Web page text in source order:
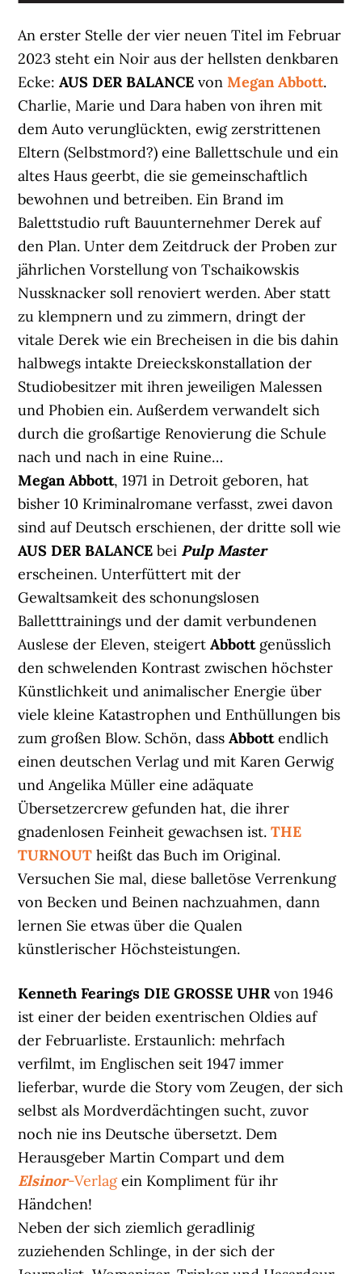
An erster Stelle der vier neuen Titel im Februar
2023 steht ein Noir aus der hellsten denkbaren
Ecke:AUS DER BALANCE vonMegan Abbott.
Charlie, Marie und Dara haben von ihren mit
dem Auto verunglückten, ewig zerstrittenen
Eltern (Selbstmord?) eine Ballettschule und ein
altes Haus geerbt, die sie gemeinschaftlich
bewohnen und betreiben. Ein Brand im
Balettstudio ruft Bauunternehmer Derek auf
den Plan. Unter dem Zeitdruck der Proben zur
jährlichen Vorstellung von Tschaikowskis
Nussknacker soll renoviert werden. Aber statt
zu klempnern und zu zimmern, dringt der
vitale Derek wie ein Brecheisen in die bis dahin
halbwegs intakte Dreieckskonstallation der
Studiobesitzer mit ihren jeweiligen Malessen
und Phobien ein. Außerdem verwandelt sich
durch die großartige Renovierung die Schule
nach und nach in eine Ruine…
Megan Abbott, 1971 in Detroit geboren, hat
bisher 10 Kriminalromane verfasst, zwei davon
sind auf Deutsch erschienen, der dritte soll wie
AUS DER BALANCE bei Pulp Master
erscheinen. Unterfüttert mit der
Gewaltsamkeit des schonungslosen
Balletttrainings und der damit verbundenen
Auslese der Eleven, steigertAbbottgenüsslich
den schwelenden Kontrast zwischen höchster
Künstlichkeit und animalischer Energie über
viele kleine Katastrophen und Enthüllungen bis
zum großen Blow. Schön, dassAbbottendlich
einen deutschen Verlag und mit Karen Gerwig
und Angelika Müller eine adäquate
Übersetzercrew gefunden hat, die ihrer
gnadenlosen Feinheit gewachsen ist.THE
TURNOUT heißt das Buch im Original.
Versuchen Sie mal, diese balletöse Verrenkung
von Becken und Beinen nachzuahmen, dann
lernen Sie etwas über die Qualen
künstlerischer Höchsteistungen.
Kenneth Fearings DIE GROSSE UHRvon 1946
ist einer der beiden exentrischen Oldies auf
der Februarliste. Erstaunlich: mehrfach
verfilmt, im Englischen seit 1947 immer
lieferbar, wurde die Story vom Zeugen, der sich
selbst als Mordverdächtingen sucht, zuvor
noch nie ins Deutsche übersetzt. Dem
Herausgeber Martin Compart und dem
Elsinor-Verlagein Kompliment für ihr
Händchen!
Neben der sich ziemlich geradlinig
zuziehenden Schlinge, in der sich der